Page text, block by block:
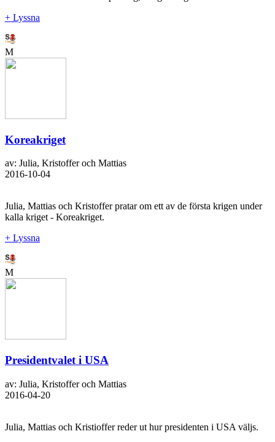
+ Lyssna
M
Koreakriget
av: Julia, Kristoffer och Mattias
2016-10-04
Julia, Mattias och Kristoffer pratar om ett av de första krigen under
kalla kriget - Koreakriget.
+ Lyssna
M
Presidentvalet i USA
av: Julia, Kristoffer och Mattias
2016-04-20
Julia, Mattias och Kristioffer reder ut hur presidenten i USA väljs.